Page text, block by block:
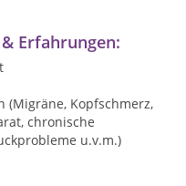
Erfahrungen:
(Migräne, Kopfschmerz,
chronische
u.v.m.)